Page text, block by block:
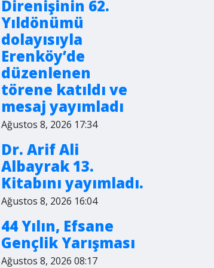
Direnişinin 62.
Yıldönümü
dolayısıyla
Erenköy’de
düzenlenen
törene katıldı ve
mesaj yayımladı
Ağustos 8, 2026 17:34
Dr. Arif Ali
Albayrak 13.
Kitabını yayımladı.
Ağustos 8, 2026 16:04
44 Yılın, Efsane
Gençlik Yarışması
Ağustos 8, 2026 08:17